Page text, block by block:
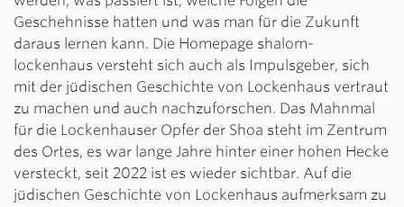
Geschehnisse hatten und was man für die Zukunft
daraus lernen kann. Die Homepage shalom-
lockenhaus versteht sich auch als Impulsgeber, sich
mit der jüdischen Geschichte von Lockenhaus vertraut
zu machen und auch nachzuforschen. Das Mahnmal
für die Lockenhauser Opfer der Shoa steht im Zentrum
des Ortes, es war lange Jahre hinter einer hohen Hecke
versteckt, seit 2022 ist es wieder sichtbar. Auf die
jüdischen Geschichte von Lockenhaus aufmerksam zu